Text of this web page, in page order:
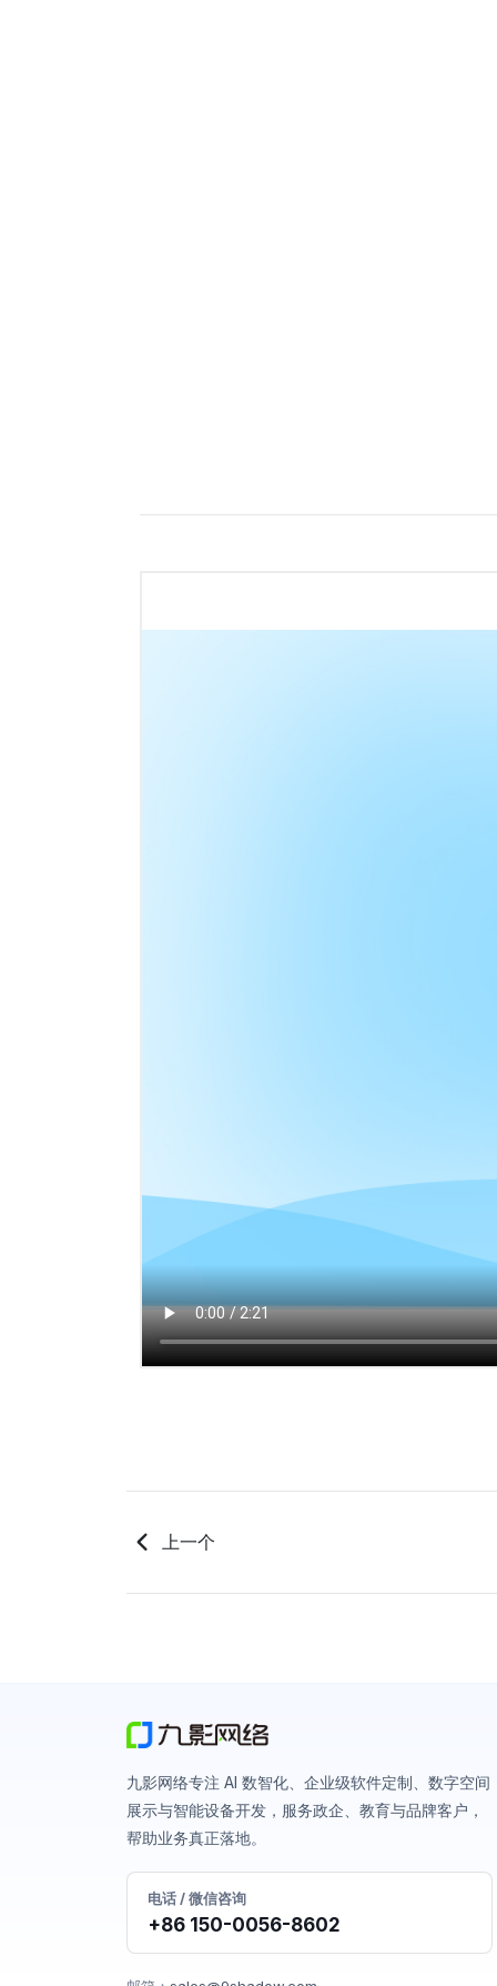
上一个
九影网络专注 AI 数智化、企业级软件定制、数字空间
展示与智能设备开发，服务政企、教育与品牌客户，
帮助业务真正落地。
电话 / 微信咨询
+86 150-0056-8602